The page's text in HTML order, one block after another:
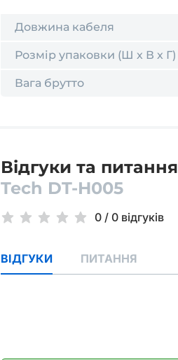
Довжина кабеля
Розмір упаковки (Ш х В х Г)
Вага брутто
Відгуки та питання
Tech DT-H005
0 / 0 відгуків
ВІДГУКИ ПИТАННЯ